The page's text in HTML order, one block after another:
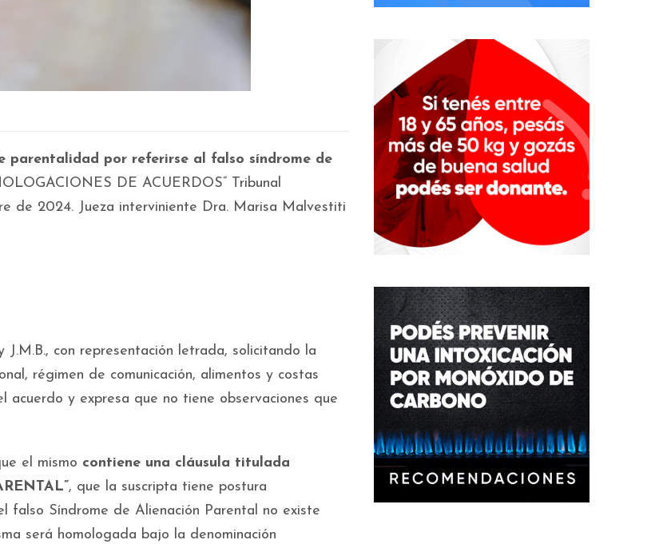
parentalidad por referirse al falso síndrome de
DE ACUERDOS” Tribunal
de 2024. Jueza interviniente Dra. Marisa Malvestiti
con representación letrada, solicitando la
régimen de comunicación, alimentos y costas
acuerdo y expresa que no tiene observaciones que
el mismo contiene una cláusula titulada
, que la suscripta tiene postura
falso Síndrome de Alienación Parental no existe
será homologada bajo la denominación